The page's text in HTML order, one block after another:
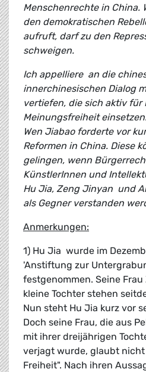
Menschenrechte in China.
den demokratischen
aufruft, darf zu den
schweigen.
Ich appelliere an die
innerchinesischen Dialog
vertiefen, die sich aktiv
Meinungsfreiheit
Wen Jiabao forderte vor
Reformen in China. Diese
gelingen, wenn
KünstlerInnen und
Hu Jia, Zeng Jinyan und
als Gegner verstanden
Anmerkungen:
1) Hu Jia wurde im
'Anstiftung zur
festgenommen. Seine
kleine Tochter stehen
Nun steht Hu Jia kurz vor
Doch seine Frau, die aus
mit ihrer dreijährigen
verjagt wurde, glaubt nicht
Freiheit". Nach ihren